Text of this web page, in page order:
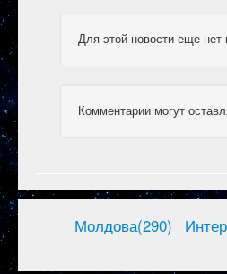
Для этой новости еще
Комментарии могут
Молдова(290)